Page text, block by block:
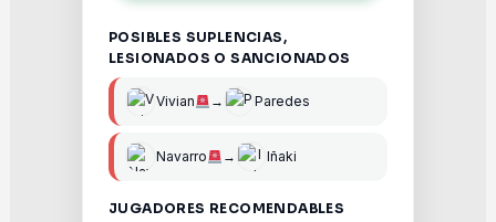
POSIBLES SUPLENCIAS,
LESIONADOS O SANCIONADOS
Vivian → Paredes
Navarro → Iñaki
JUGADORES RECOMENDABLES